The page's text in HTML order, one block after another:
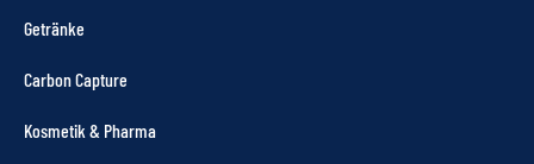
Getränke
Carbon Capture
Kosmetik & Pharma